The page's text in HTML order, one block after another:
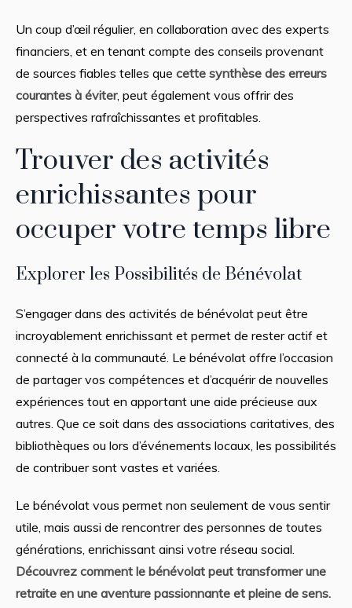
Un coup d’œil régulier, en collaboration avec des experts
financiers, et en tenant compte des conseils provenant
de sources fiables telles que cette synthèse des erreurs
courantes à éviter, peut également vous offrir des
perspectives rafraîchissantes et profitables.
Trouver des activités
enrichissantes pour
occuper votre temps libre
Explorer les Possibilités de Bénévolat
S’engager dans des activités de bénévolat peut être
incroyablement enrichissant et permet de rester actif et
connecté à la communauté. Le bénévolat offre l’occasion
de partager vos compétences et d’acquérir de nouvelles
expériences tout en apportant une aide précieuse aux
autres. Que ce soit dans des associations caritatives, des
bibliothèques ou lors d’événements locaux, les possibilités
de contribuer sont vastes et variées.
Le bénévolat vous permet non seulement de vous sentir
utile, mais aussi de rencontrer des personnes de toutes
générations, enrichissant ainsi votre réseau social.
Découvrez comment le bénévolat peut transformer une
retraite en une aventure passionnante et pleine de sens.